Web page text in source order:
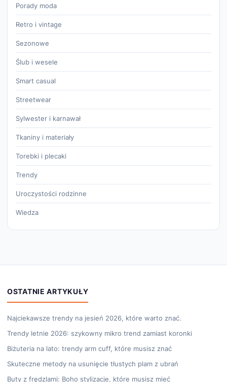
Porady moda
Retro i vintage
Sezonowe
Ślub i wesele
Smart casual
Streetwear
Sylwester i karnawał
Tkaniny i materiały
Torebki i plecaki
Trendy
Uroczystości rodzinne
Wiedza
OSTATNIE ARTYKUŁY
Najciekawsze trendy na jesień 2026, które warto znać.
Trendy letnie 2026: szykowny mikro trend zamiast koronki
Biżuteria na lato: trendy arm cuff, które musisz znać
Skuteczne metody na usunięcie tłustych plam z ubrań
Buty z frędzlami: Boho stylizacje, które musisz mieć